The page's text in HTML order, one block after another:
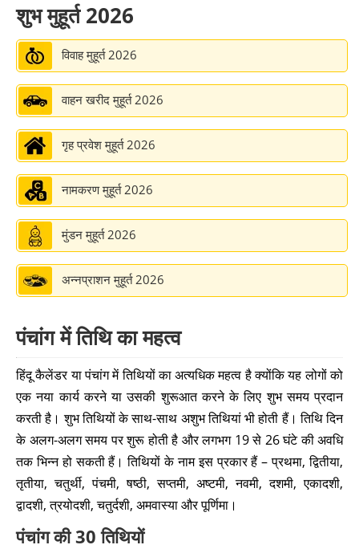
➔ हरियाली तीज 2026
➔नाग पञ्चमी 2026
➔प्रदोष व्रत 2026
➔ओणम 2026
➔रक्षा बन्धन 2026
➔रोहिणी व्रत 2026
➔जन्माष्टमी 2026
➔प्रदोष व्रत 2026
➔गणेश चतुर्थी 2026
➔प्रदोष व्रत 2026
➔रोहिणी व्रत 2026
➔प्रदोष व्रत 2026
➔पितृ पक्ष 2026
➔शारदीय नवरात्रि 2026
शुभ मुहूर्त 2026
विवाह मुहूर्त 2026
वाहन खरीद मुहूर्त 2026
गृह प्रवेश मुहूर्त 2026
नामकरण मुहूर्त 2026
मुंडन मुहूर्त 2026
अन्नप्राशन मुहूर्त 2026
पंचांग में तिथि का महत्व
हिंदू कैलेंडर या पंचांग में तिथियों का अत्यधिक महत्व है क्योंकि यह लोगों को
एक नया कार्य करने या उसकी शुरूआत करने के लिए शुभ समय प्रदान
करती है। शुभ तिथियों के साथ-साथ अशुभ तिथियां भी होती हैं। तिथि दिन
के अलग-अलग समय पर शुरू होती है और लगभग 19 से 26 घंटे की अवधि
तक भिन्न हो सकती हैं। तिथियों के नाम इस प्रकार हैं – प्रथमा, द्वितीया,
तृतीया, चतुर्थी, पंचमी, षष्ठी, सप्तमी, अष्टमी, नवमी, दशमी, एकादशी,
द्वादशी, त्रयोदशी, चतुर्दशी, अमवास्या और पूर्णिमा।
पंचांग की 30 तिथियों